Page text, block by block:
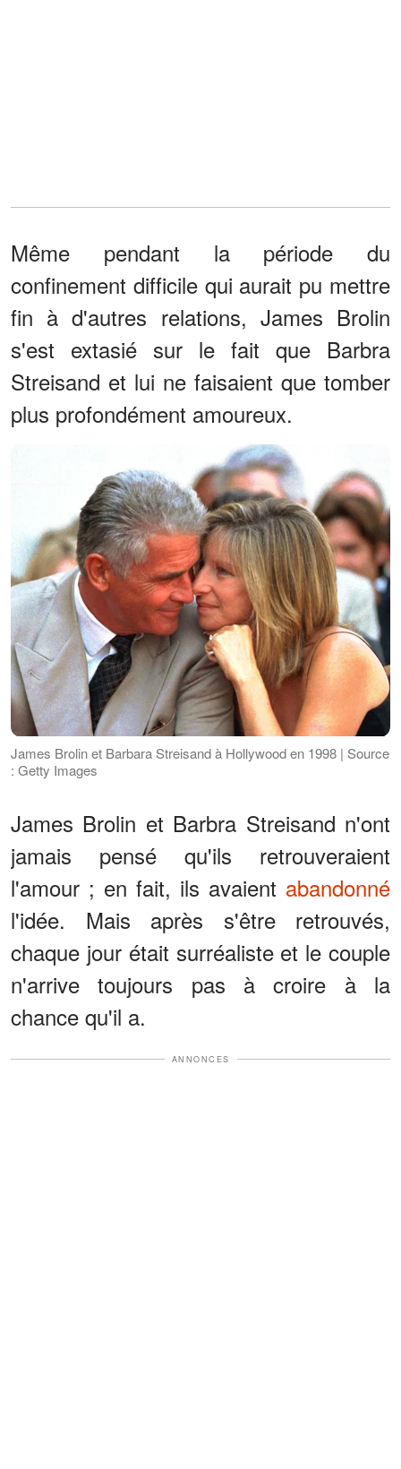
Même pendant la période du
confinement difficile qui aurait pu mettre
fin à d'autres relations, James Brolin
s'est extasié sur le fait que Barbra
Streisand et lui ne faisaient que tomber
plus profondément amoureux.
James Brolin et Barbara Streisand à Hollywood en 1998 | Source
: Getty Images
James Brolin et Barbra Streisand n'ont
jamais pensé qu'ils retrouveraient
l'amour ; en fait, ils avaient abandonné
l'idée. Mais après s'être retrouvés,
chaque jour était surréaliste et le couple
n'arrive toujours pas à croire à la
chance qu'il a.
ANNONCES